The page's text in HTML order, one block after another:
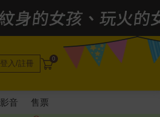
登入/註冊 0
影音 售票